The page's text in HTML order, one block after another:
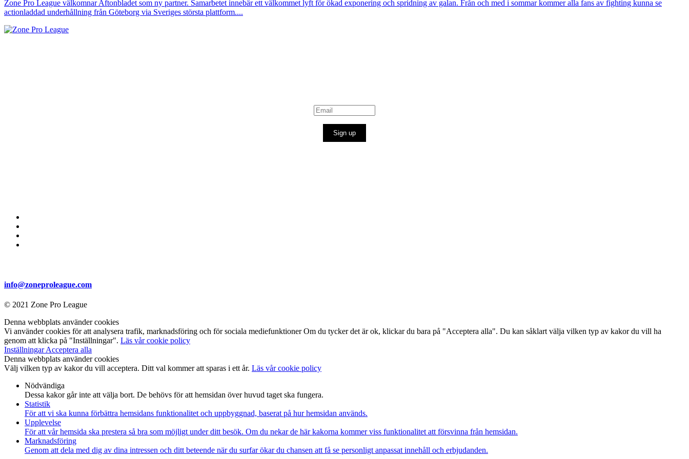
Zone Pro League välkomnar Aftonbladet som ny partner. Samarbetet innebär ett välkommet lyft för ökad exponering och spridning av galan. Från och med i sommar kommer alla fans av fighting kunna se
actionladdad underhållning från Göteborg via Sveriges största plattform....
Sign up
info@zoneproleague.com
© 2021 Zone Pro League
Denna webbplats använder cookies
Vi använder cookies för att analysera trafik, marknadsföring och för sociala mediefunktioner Om du tycker det är ok, klickar du bara på "Acceptera alla". Du kan såklart välja vilken typ av kakor du vill ha
genom att klicka på "Inställningar". Läs vår cookie policy
InställningarAcceptera alla
Denna webbplats använder cookies
Välj vilken typ av kakor du vill acceptera. Ditt val kommer att sparas i ett år. Läs vår cookie policy
Nödvändiga
Dessa kakor går inte att välja bort. De behövs för att hemsidan över huvud taget ska fungera.
Statistik
För att vi ska kunna förbättra hemsidans funktionalitet och uppbyggnad, baserat på hur hemsidan används.
Upplevelse
För att vår hemsida ska prestera så bra som möjligt under ditt besök. Om du nekar de här kakorna kommer viss funktionalitet att försvinna från hemsidan.
Marknadsföring
Genom att dela med dig av dina intressen och ditt beteende när du surfar ökar du chansen att få se personligt anpassat innehåll och erbjudanden.